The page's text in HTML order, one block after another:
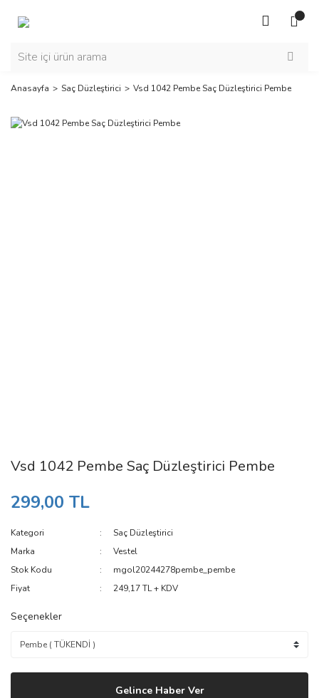
Anasayfa Saç Düzleştirici Vsd 1042 Pembe Saç Düzleştirici Pembe
Vsd 1042 Pembe Saç Düzleştirici Pembe
299,00 TL
Kategori
Saç Düzleştirici
Marka
Vestel
Stok Kodu
mgol20244278pembe_pembe
Fiyat
249,17 TL + KDV
Seçenekler
Gelince Haber Ver